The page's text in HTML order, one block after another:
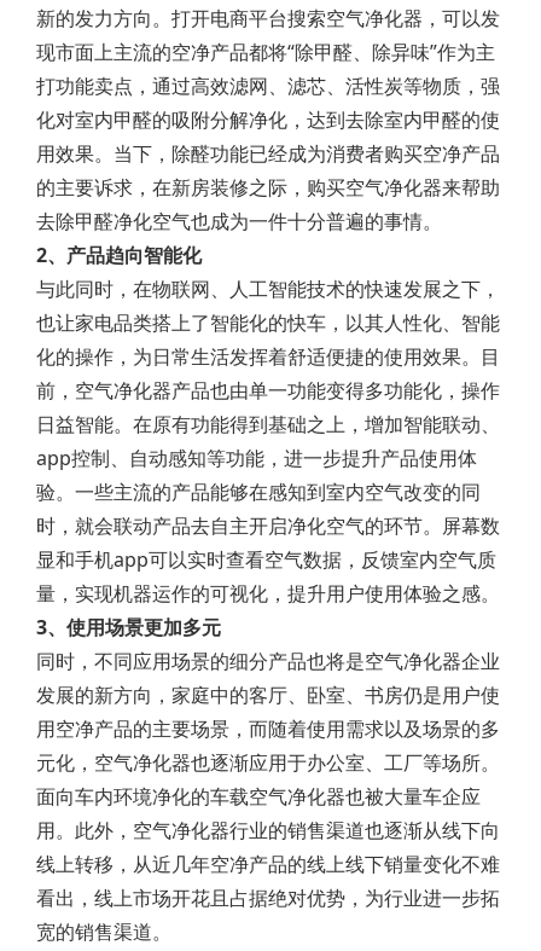
新的发力方向。打开电商平台搜索空气净化器，可以发
现市面上主流的空净产品都将“除甲醛、除异味”作为主
打功能卖点，通过高效滤网、滤芯、活性炭等物质，强
化对室内甲醛的吸附分解净化，达到去除室内甲醛的使
用效果。当下，除醛功能已经成为消费者购买空净产品
的主要诉求，在新房装修之际，购买空气净化器来帮助
去除甲醛净化空气也成为一件十分普遍的事情。
2、产品趋向智能化
与此同时，在物联网、人工智能技术的快速发展之下，
也让家电品类搭上了智能化的快车，以其人性化、智能
化的操作，为日常生活发挥着舒适便捷的使用效果。目
前，空气净化器产品也由单一功能变得多功能化，操作
日益智能。在原有功能得到基础之上，增加智能联动、
app控制、自动感知等功能，进一步提升产品使用体
验。一些主流的产品能够在感知到室内空气改变的同
时，就会联动产品去自主开启净化空气的环节。屏幕数
显和手机app可以实时查看空气数据，反馈室内空气质
量，实现机器运作的可视化，提升用户使用体验之感。
3、使用场景更加多元
同时，不同应用场景的细分产品也将是空气净化器企业
发展的新方向，家庭中的客厅、卧室、书房仍是用户使
用空净产品的主要场景，而随着使用需求以及场景的多
元化，空气净化器也逐渐应用于办公室、工厂等场所。
面向车内环境净化的车载空气净化器也被大量车企应
用。此外，空气净化器行业的销售渠道也逐渐从线下向
线上转移，从近几年空净产品的线上线下销量变化不难
看出，线上市场开花且占据绝对优势，为行业进一步拓
宽的销售渠道。